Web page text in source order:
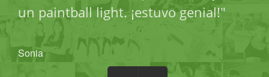
un paintball light. ¡estuvo genial!"
Sonia